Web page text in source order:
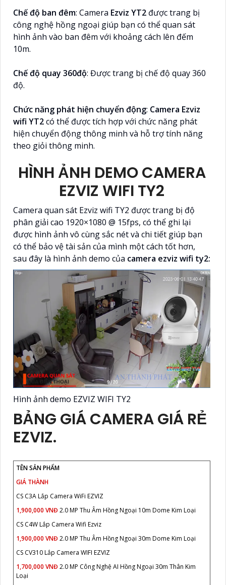
Chế độ ban đêm: Camera Ezviz YT2 được trang bị
công nghệ hồng ngoại giúp bạn có thể quan sát
hình ảnh vào ban đêm với khoảng cách lên đếm
10m.
Chế độ quay 360độ: Được trang bị chế độ quay 360
độ.
Chức năng phát hiện chuyển động: Camera Ezviz
wifi YT2có thể được tích hợp với chức năng phát
hiện chuyển động thông minh và hỗ trợ tính năng
theo giỏi thông minh.
HÌNH ẢNH DEMO CAMERA
EZVIZ WIFI TY2
Camera quan sát Ezviz wifi TY2 được trang bị độ
phân giải cao 1920×1080 @ 15fps, có thể ghi lại
được hình ảnh vô cùng sắc nét và chi tiết giúp bạn
có thể bảo vệ tài sản của mình một cách tốt hơn,
sau đây là hình ảnh demo của camera ezviz wifi ty2:
Hình ảnh demo EZVIZ WIFI TY2
BẢNG GIÁ CAMERA GIÁ RẺ
EZVIZ.
TÊN SẢN PHẨM
GIÁ THÀNH
CS C3A Lắp Camera WiFi EZVIZ
1,900,000 VNĐ 2.0 MP Thu Âm Hồng Ngoại 10m Dome Kim Loại
CS C4W Lắp Camera Wifi Ezviz
1,900,000 VNĐ 2.0 MP Thu Âm Hồng Ngoại 30m Dome Kim Loại
CS CV310 Lắp Camera WIFI EZVIZ
1,700,000 VNĐ 2.0 MP Công Nghệ AI Hồng Ngoại 30m Thân Kim
Loại